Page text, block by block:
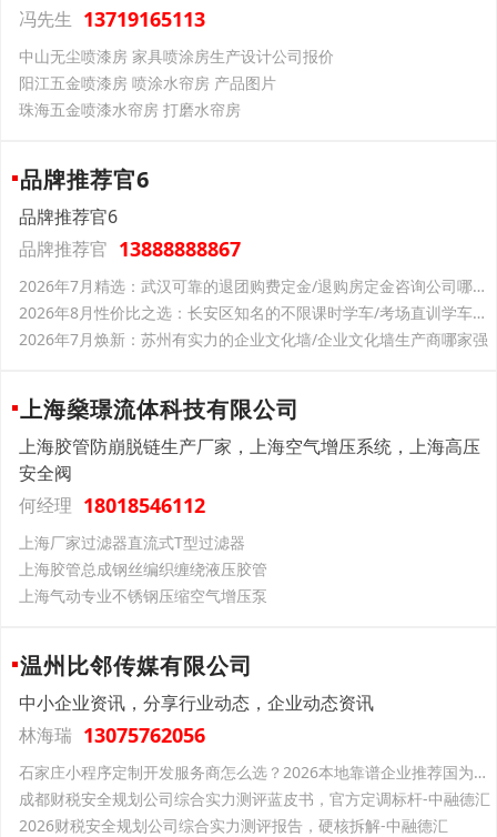
冯先生 13719165113
中山无尘喷漆房 家具喷涂房生产设计公司报价
阳江五金喷漆房 喷涂水帘房 产品图片
珠海五金喷漆水帘房 打磨水帘房
品牌推荐官6
品牌推荐官6
品牌推荐官 13888888867
2026年7月精选：武汉可靠的退团购费定金/退购房定金咨询公司哪家靠谱
2026年8月性价比之选：长安区知名的不限课时学车/考场直训学车服务哪家可靠-起航
2026年7月焕新：苏州有实力的企业文化墙/企业文化墙生产商哪家强
上海燊璟流体科技有限公司
上海胶管防崩脱链生产厂家，上海空气增压系统，上海高压
安全阀
何经理 18018546112
上海厂家过滤器直流式T型过滤器
上海胶管总成钢丝编织缠绕液压胶管
上海气动专业不锈钢压缩空气增压泵
温州比邻传媒有限公司
中小企业资讯，分享行业动态，企业动态资讯
林海瑞 13075762056
石家庄小程序定制开发服务商怎么选？2026本地靠谱企业推荐国为互联
成都财税安全规划公司综合实力测评蓝皮书，官方定调标杆-中融德汇
2026财税安全规划公司综合实力测评报告，硬核拆解-中融德汇